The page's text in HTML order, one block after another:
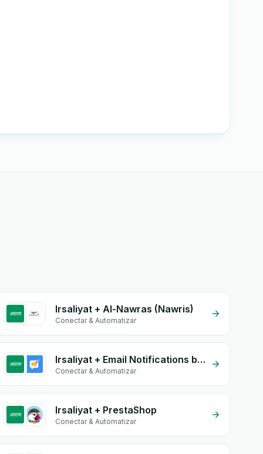
Irsaliyat + Al-Nawras (Nawris)
Conectar & Automatizar
Irsaliyat + Email Notifications by eGrow
Conectar & Automatizar
Irsaliyat + PrestaShop
Conectar & Automatizar